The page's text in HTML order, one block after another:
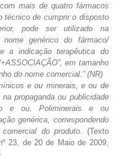
mais de quatro fármacos
técnico de cumprir o disposto
pode ser utilizado na
genérico do fármaco/
a indicação terapêutica do
em tamanho
do nome comercial.” (NR)
e ou minerais, e ou de
propaganda ou publicidade
e ou, Poliminerais e ou
genérica, correspondendo
do produto.
(Texto
23, de 20 de Maio de 2009,